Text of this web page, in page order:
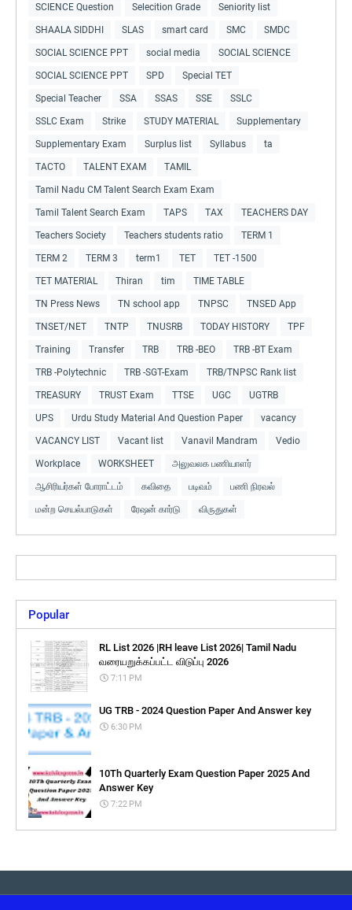
SCIENCE Question Selecition Grade Seniority list
SHAALA SIDDHI SLAS smart card SMC SMDC
SOCIAL SCIENCE PPT social media SOCIAL SCIENCE
SOCIAL SCIENCE PPT SPD Special TET
Special Teacher SSA SSAS SSE SSLC
SSLC Exam Strike STUDY MATERIAL Supplementary
Supplementary Exam Surplus list Syllabus ta
TACTO TALENT EXAM TAMIL
Tamil Nadu CM Talent Search Exam Exam
Tamil Talent Search Exam TAPS TAX TEACHERS DAY
Teachers Society Teachers students ratio TERM 1
TERM 2 TERM 3 term1 TET TET -1500
TET MATERIAL Thiran tim TIME TABLE
TN Press News TN school app TNPSC TNSED App
TNSET/NET TNTP TNUSRB TODAY HISTORY TPF
Training Transfer TRB TRB -BEO TRB -BT Exam
TRB -Polytechnic TRB -SGT-Exam TRB/TNPSC Rank list
TREASURY TRUST Exam TTSE UGC UGTRB
UPS Urdu Study Material And Question Paper vacancy
VACANCY LIST Vacant list Vanavil Mandram Vedio
Workplace WORKSHEET அலுவலக பணியாளர்
ஆசிரியர்கள் போராட்டம் கவிதை படிவம் பணி நிரவல்
மன்ற செயல்பாடுகள் ரேஷன் கார்டு விருதுகள்
Popular
RL List 2026 |RH leave List 2026| Tamil Nadu
வரையறுக்கப்பட்ட விடுப்பு 2026
7:11 PM
UG TRB - 2024 Question Paper And Answer key
6:30 PM
10Th Quarterly Exam Question Paper 2025 And
Answer Key
7:22 PM